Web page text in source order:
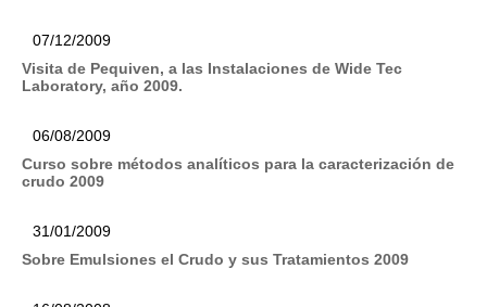
07/12/2009
Visita de Pequiven, a las Instalaciones de Wide Tec
Laboratory, año 2009.
06/08/2009
Curso sobre métodos analíticos para la caracterización de
crudo 2009
31/01/2009
Sobre Emulsiones el Crudo y sus Tratamientos 2009